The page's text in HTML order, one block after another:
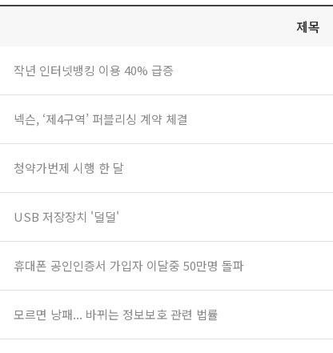
제목
작년 인터넷뱅킹 이용 40% 급증
넥슨, ‘제4구역’ 퍼블리싱 계약 체결
청약가번제 시행 한 달
USB 저장장치 '덜덜'
휴대폰 공인인증서 가입자 이달중 50만명 돌파
모르면 낭패... 바뀌는 정보보호 관련 법률